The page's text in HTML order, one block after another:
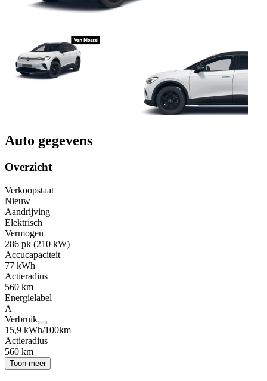
Auto gegevens
Overzicht
Verkoopstaat
Nieuw
Aandrijving
Elektrisch
Vermogen
286 pk (210 kW)
Accucapaciteit
77 kWh
Actieradius
560 km
Energielabel
A
Verbruik
15,9 kWh/100km
Actieradius
560 km
Toon meer